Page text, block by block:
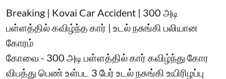
Breaking | Kovai Car Accident | 300 அடி
பள்ளத்தில் கவிழ்ந்த கார் | உடல் நசுங்கி பலியான
கோரம்
கோவை - 300 அடி பள்ளத்தில் கார் கவிழ்ந்து கோர
விபத்து பெண் உள்பட 3 பேர் உடல் நசுங்கி உயிரிழப்பு